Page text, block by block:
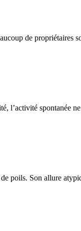
de propriétaires
l’activité spontanée
poils. Son allure